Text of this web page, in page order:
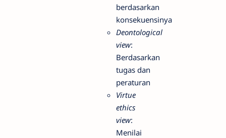
berdasarkan
konsekuensinya
Deontological
view:
Berdasarkan
tugas dan
peraturan
Virtue
ethics
view:
Menilai